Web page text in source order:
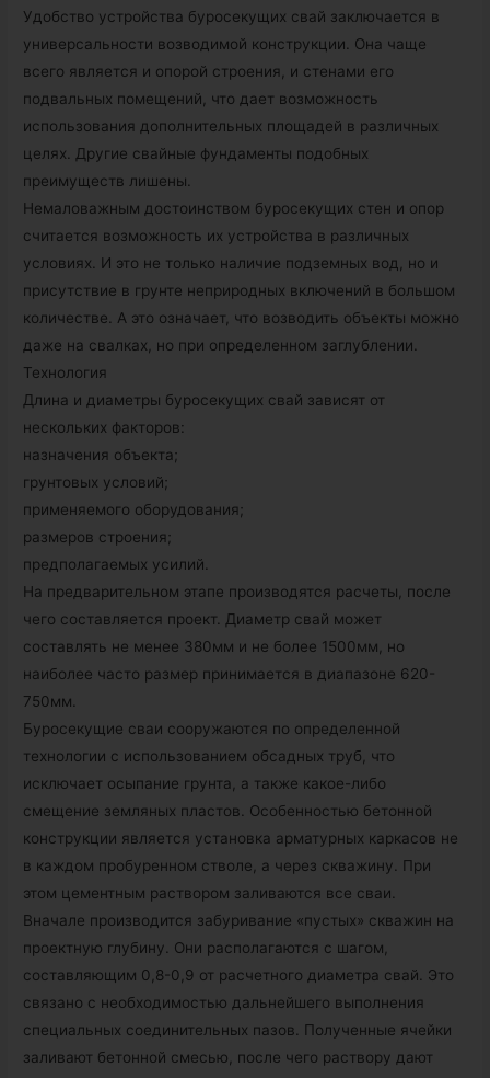
Удобство устройства буросекущих свай заключается в
универсальности возводимой конструкции. Она чаще
всего является и опорой строения, и стенами его
подвальных помещений, что дает возможность
использования дополнительных площадей в различных
целях. Другие свайные фундаменты подобных
преимуществ лишены.
Немаловажным достоинством буросекущих стен и опор
считается возможность их устройства в различных
условиях. И это не только наличие подземных вод, но и
присутствие в грунте неприродных включений в большом
количестве. А это означает, что возводить объекты можно
даже на свалках, но при определенном заглублении.
Технология
Длина и диаметры буросекущих свай зависят от
нескольких факторов:
назначения объекта;
грунтовых условий;
применяемого оборудования;
размеров строения;
предполагаемых усилий.
На предварительном этапе производятся расчеты, после
чего составляется проект. Диаметр свай может
составлять не менее 380мм и не более 1500мм, но
наиболее часто размер принимается в диапазоне 620-
750мм.
Буросекущие сваи сооружаются по определенной
технологии с использованием обсадных труб, что
исключает осыпание грунта, а также какое-либо
смещение земляных пластов. Особенностью бетонной
конструкции является установка арматурных каркасов не
в каждом пробуренном стволе, а через скважину. При
этом цементным раствором заливаются все сваи.
Вначале производится забуривание «пустых» скважин на
проектную глубину. Они располагаются с шагом,
составляющим 0,8-0,9 от расчетного диаметра свай. Это
связано с необходимостью дальнейшего выполнения
специальных соединительных пазов. Полученные ячейки
заливают бетонной смесью, после чего раствору дают